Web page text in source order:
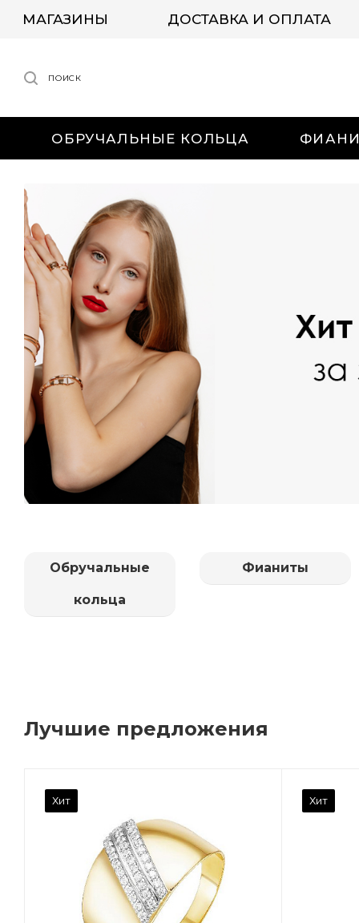
МАГАЗИНЫ ДОСТАВКА И ОПЛАТА
ПОИСК
ОБРУЧАЛЬНЫЕ КОЛЬЦА
Обручальные
кольца
Фианиты
Лучшие предложения
Хит Хит
Вес драгметалла
Марка (бренд)
Дельта
Фианит